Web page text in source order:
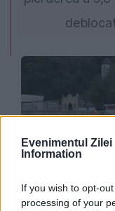
Evenimentul Zilei
Information
If you wish to opt-
processing of your